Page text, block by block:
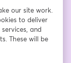
our site work.
to deliver
and
These will be